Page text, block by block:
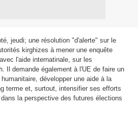
jeudi; une résolution "d'alerte" sur le
kirghizes à mener une enquête
l'aide internatinale, sur les
Il demande également à l'UE de faire un
développer une aide à la
terme et, surtout, intensifier ses efforts
la perspective des futures élections